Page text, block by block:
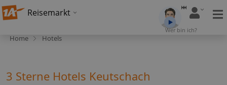
Reisemarkt
Wer bin ich?
Home Hotels
3 Sterne Hotels Keutschach